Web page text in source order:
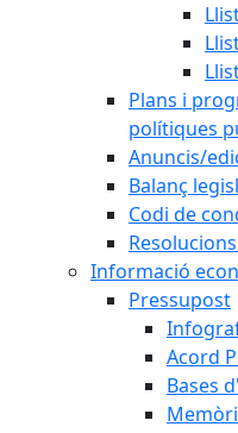
Plans i
polítiques
Anuncis/
Balanç
Codi de
Informació
Pressupost
Acord
Bases